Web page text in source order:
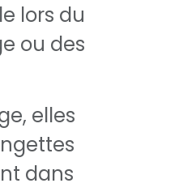
lors du
ou des
elles
dans